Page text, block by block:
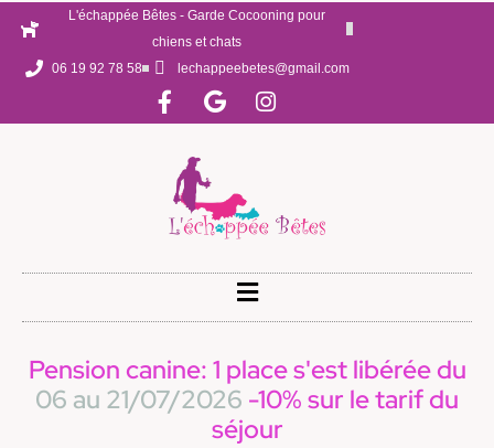
L'échappée Bêtes - Garde Cocooning pour
chiens et chats
06 19 92 78 58
lechappeebetes@gmail.com
Pension canine: 1 place s'est libérée du
06 au 21/07/2026 -10% sur le tarif du
séjour